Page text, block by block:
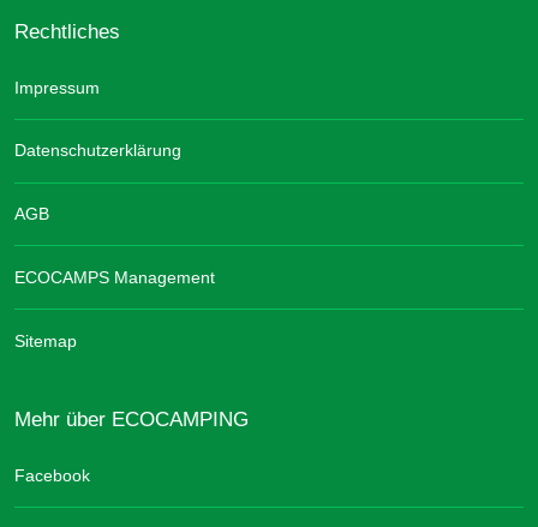
Rechtliches
Impressum
Datenschutzerklärung
AGB
ECOCAMPS Management
Sitemap
Mehr über ECOCAMPING
Facebook